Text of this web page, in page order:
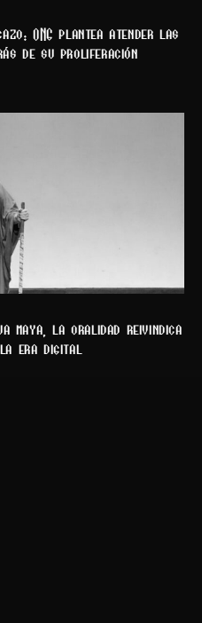
ONG plantea atender las
de su proliferación
maya, la oralidad reivindica
era digital